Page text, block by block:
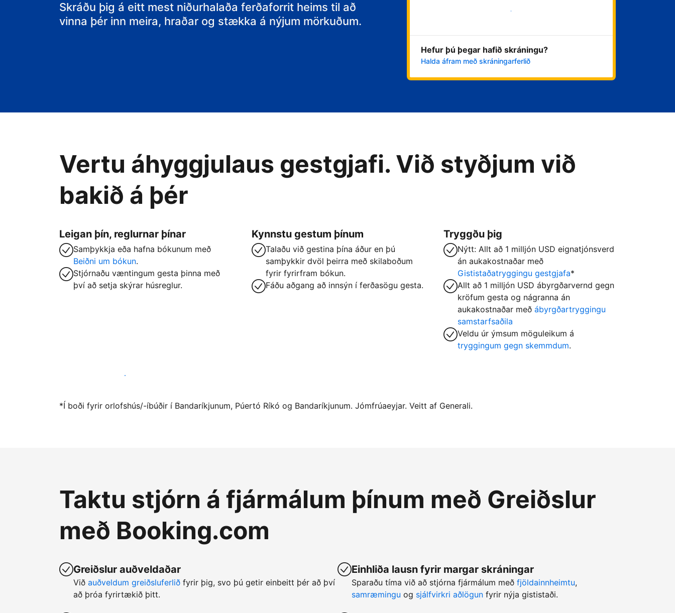
Skráðu þig á eitt mest niðurhalaða ferðaforrit heims til að
vinna þér inn meira, hraðar og stækka á nýjum mörkuðum.
Byrja núna
Hefur þú þegar hafið skráningu?
Halda áfram með skráningarferlið
Vertu áhyggjulaus gestgjafi. Við styðjum við
bakið á þér
Leigan þín, reglurnar þínar
Samþykkja eða hafna bókunum með
Beiðni um bókun.
Stjórnaðu væntingum gesta þinna með
því að setja skýrar húsreglur.
Kynnstu gestum þínum
Talaðu við gestina þína áður en þú
samþykkir dvöl þeirra með skilaboðum
fyrir fyrirfram bókun.
Fáðu aðgang að innsýn í ferðasögu gesta.
Tryggðu þig
Nýtt: Allt að 1 milljón USD eignatjónsverd
án aukakostnaðar með
Gististaðatryggingu gestgjafa*
Allt að 1 milljón USD ábyrgðarvernd gegn
kröfum gesta og nágranna án
aukakostnaðar meðábyrgðartryggingu
samstarfsaðila
Veldu úr ýmsum möguleikum á
tryggingum gegn skemmdum.
Vertu gestgjafi hjá okkur í dag
*Í boði fyrir orlofshús/-íbúðir í Bandaríkjunum, Púertó Ríkó og Bandaríkjunum. Jómfrúaeyjar. Veitt af Generali.
Taktu stjórn á fjármálum þínum með Greiðslur
með Booking.com
Greiðslur auðveldaðar
Við auðveldum greiðsluferlið fyrir þig, svo þú getir einbeitt þér að því
að þróa fyrirtækið þitt.
Einhliða lausn fyrir margar skráningar
Sparaðu tíma við að stjórna fjármálum með fjöldainnheimtu,
samræmingu og sjálfvirkri aðlögun fyrir nýja gististaði.